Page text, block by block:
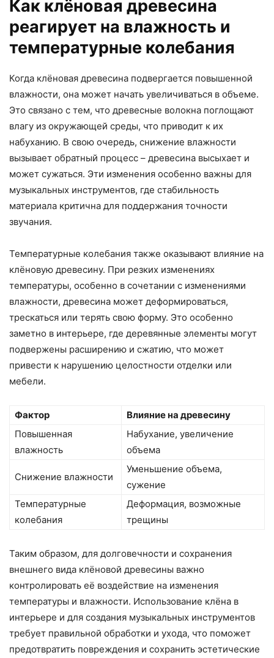
Как клёновая древесина
реагирует на влажность и
температурные колебания
Когда клёновая древесина подвергается повышенной
влажности, она может начать увеличиваться в объеме.
Это связано с тем, что древесные волокна поглощают
влагу из окружающей среды, что приводит к их
набуханию. В свою очередь, снижение влажности
вызывает обратный процесс – древесина высыхает и
может сужаться. Эти изменения особенно важны для
музыкальных инструментов, где стабильность
материала критична для поддержания точности
звучания.
Температурные колебания также оказывают влияние на
клёновую древесину. При резких изменениях
температуры, особенно в сочетании с изменениями
влажности, древесина может деформироваться,
трескаться или терять свою форму. Это особенно
заметно в интерьере, где деревянные элементы могут
подвержены расширению и сжатию, что может
привести к нарушению целостности отделки или
мебели.
Фактор
Влияние на древесину
Повышенная
влажность
Набухание, увеличение
объема
Снижение влажности
Уменьшение объема,
сужение
Температурные
колебания
Деформация, возможные
трещины
Таким образом, для долговечности и сохранения
внешнего вида клёновой древесины важно
контролировать её воздействие на изменения
температуры и влажности. Использование клёна в
интерьере и для создания музыкальных инструментов
требует правильной обработки и ухода, что поможет
предотвратить повреждения и сохранить эстетические